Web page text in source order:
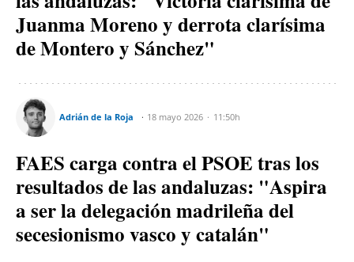
Juanma Moreno y derrota clarísima
de Montero y Sánchez"
Adrián de la Roja 18 mayo 2026 11:50h
FAES carga contra el PSOE tras los
resultados de las andaluzas: "Aspira
a ser la delegación madrileña del
secesionismo vasco y catalán"